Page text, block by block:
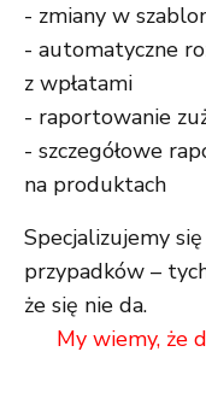
- zmiany w
- automatyczne
z wpłatami
- raportowanie
- szczegółowe
na produktach
Specjalizujemy
przypadków –
że się nie da.
My wiemy, że